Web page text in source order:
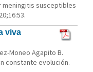
meningitis susceptibles
viva
Moneo Agapito B.
constante evolución.